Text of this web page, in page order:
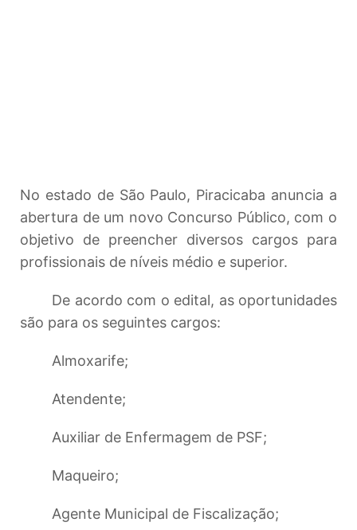
No estado de São Paulo, Piracicaba anuncia a
abertura de um novo Concurso Público, com o
objetivo de preencher diversos cargos para
profissionais de níveis médio e superior.
De acordo com o edital, as oportunidades
são para os seguintes cargos:
Almoxarife;
Atendente;
Auxiliar de Enfermagem de PSF;
Maqueiro;
Agente Municipal de Fiscalização;